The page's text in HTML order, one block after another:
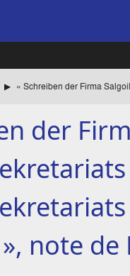
der
note